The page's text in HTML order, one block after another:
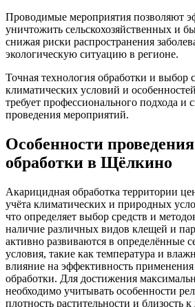
Проводимые мероприятия позволяют
уничтожить сельскохозяйственных и
снижая риски распространения
экологическую ситуацию в регионе.
Точная технология обработки и выбор
климатических условий и
требует профессионального подхода и
проведения мероприятий.
Особенности
обработки в Щёлкино
Акарицидная обработка территории
учёта климатических и природных
что определяет выбор средств и
наличие различных видов клещей и
активно развиваются в определённые
условия, такие как температура и
влияние на эффективность
обработки. Для достижения
необходимо учитывать особенности
плотность растительности и